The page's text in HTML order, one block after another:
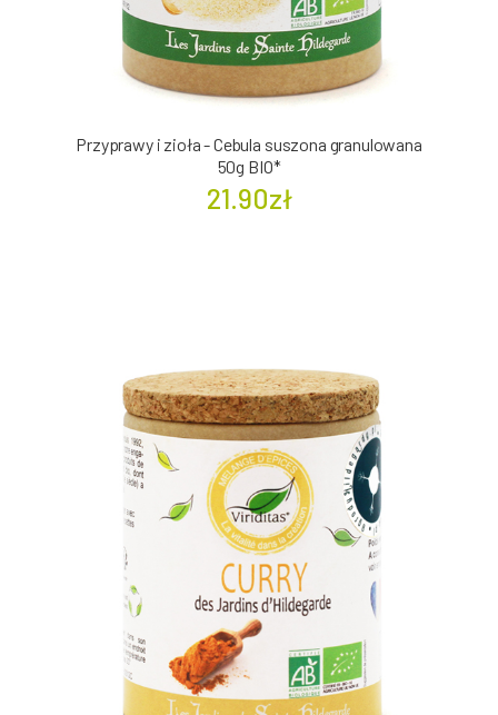
Przyprawy i zioła - Cebula suszona granulowana
50g BIO*
21.90zł